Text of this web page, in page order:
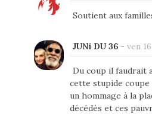
Soutient aux
JUNi DU 36- ven
Du coup il faudrait
cette stupide coupe
un hommage à la
décédés et ces